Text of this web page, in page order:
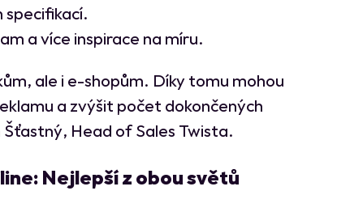
specifikací.
a více inspirace na míru.
ale i e-shopům. Díky tomu mohou
a zvýšit počet dokončených
Head of Sales Twista.
Nejlepší z obou světů